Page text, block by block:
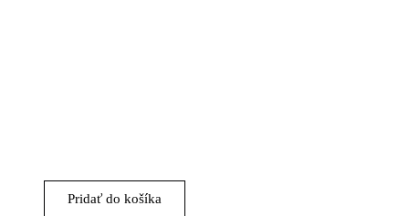
Pridať do košíka